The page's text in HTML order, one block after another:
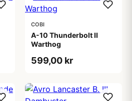
COBI
A-10 Thunderbolt II
Warthog
599,00 kr